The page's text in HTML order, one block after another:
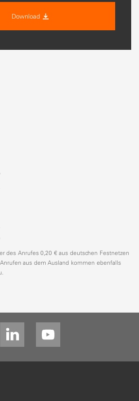
Download
des Anrufes 0,20 € aus deutschen Festnetzen
aus dem Ausland kommen ebenfalls